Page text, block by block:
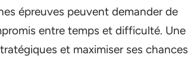
épreuves peuvent demander de
entre temps et difficulté. Une
et maximiser ses chances